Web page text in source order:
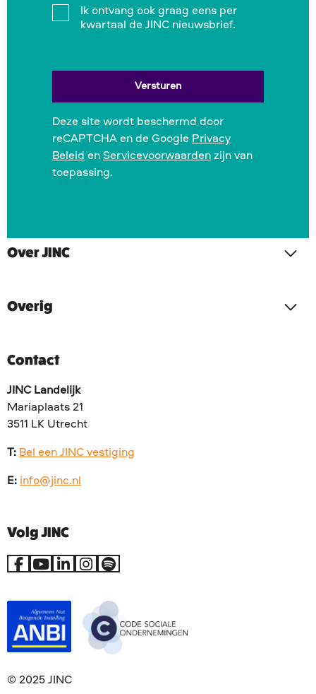
Instemming
Ik ontvang ook graag eens per
kwartaal de JINC nieuwsbrief.
Deze site wordt beschermd door
reCAPTCHA en de Google Privacy
Beleid en Servicevoorwaarden zijn van
toepassing.
Over JINC
Overig
Contact
JINC Landelijk
Mariaplaats 21
3511 LK Utrecht
T: Bel een JINC vestiging
E: info@jinc.nl
Volg JINC
Ga
Facebook
Ga
YouTube
Ga
LinkedIn
Ga
Instagram
Go
Spotify
© 2025 JINC